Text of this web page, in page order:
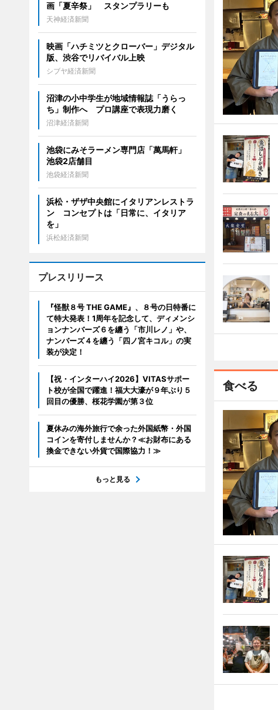
食べる
画「夏辛祭」 スタンプラリーも
天神経済新聞
映画「ハチミツとクローバー」デジタル
版、渋谷でリバイバル上映
シブヤ経済新聞
沼津の小中学生が地域情報誌「うらっ
ち」制作へ プロ講座で表現力磨く
沼津経済新聞
池袋にみそラーメン専門店「萬馬軒」
池袋2店舗目
池袋経済新聞
浜松・ザザ中央館にイタリアンレストラ
ン コンセプトは「日常に、イタリア
を」
浜松経済新聞
プレスリリース
『怪獣８号 THE GAME』、８号の日特番に
て特大発表！1周年を記念して、ディメンシ
ョンナンバーズ６を纏う「市川レノ」や、
ナンバーズ４を纏う「四ノ宮キコル」の実
装が決定！
【祝・インターハイ2026】VITASサポー
ト校が全国で躍進！福大大濠が９年ぶり５
回目の優勝、桜花学園が第３位
夏休みの海外旅行で余った外国紙幣・外国
コインを寄付しませんか？≪お財布にある
換金できない外貨で国際協力！≫
もっと見る